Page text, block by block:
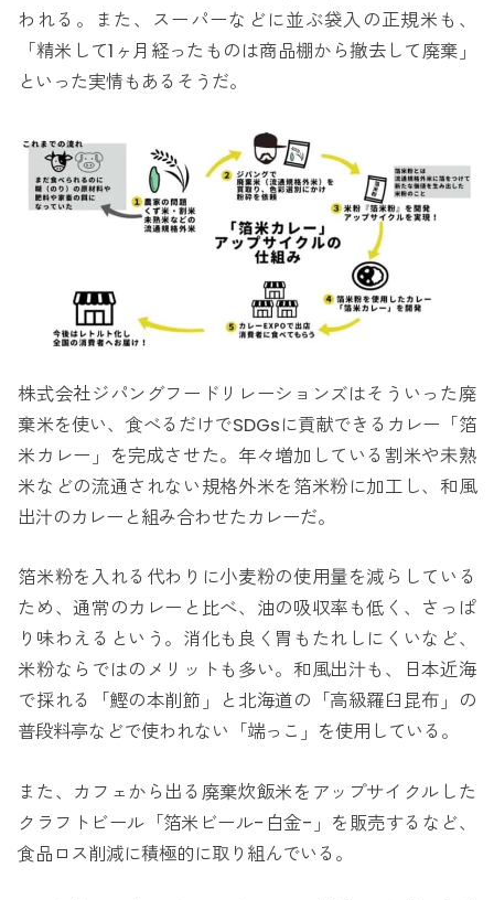
われる。また、スーパーなどに並ぶ袋入の正規米も、
「精米して1ヶ月経ったものは商品棚から撤去して廃棄」
といった実情もあるそうだ。
株式会社ジパングフードリレーションズはそういった廃
棄米を使い、食べるだけでSDGsに貢献できるカレー「箔
米カレー」を完成させた。年々増加している割米や未熟
米などの流通されない規格外米を箔米粉に加工し、和風
出汁のカレーと組み合わせたカレーだ。
箔米粉を入れる代わりに小麦粉の使用量を減らしている
ため、通常のカレーと比べ、油の吸収率も低く、さっぱ
り味わえるという。消化も良く胃もたれしにくいなど、
米粉ならではのメリットも多い。和風出汁も、日本近海
で採れる「鰹の本削節」と北海道の「高級羅臼昆布」の
普段料亭などで使われない「端っこ」を使用している。
また、カフェから出る廃棄炊飯米をアップサイクルした
クラフトビール「箔米ビール-白金-」を販売するなど、
食品ロス削減に積極的に取り組んでいる。